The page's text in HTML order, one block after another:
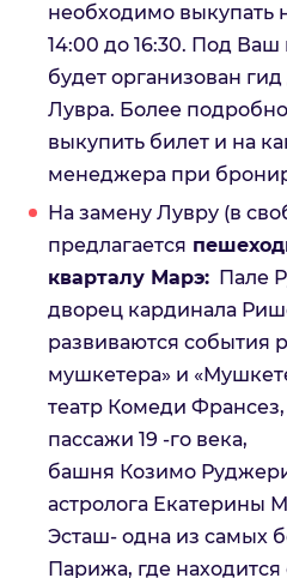
необходимо выкупать
14:00 до 16:30. Под
будет организован
Лувра. Более
выкупить билет и на
менеджера при
На замену Лувру (в
предлагается
кварталу Марэ: Пале
дворец кардинала
развиваются события
мушкетера» и
театр Комеди
пассажи 19 -го века,
башня Козимо
астролога Екатерины
Эсташ- одна из самых
Парижа, где